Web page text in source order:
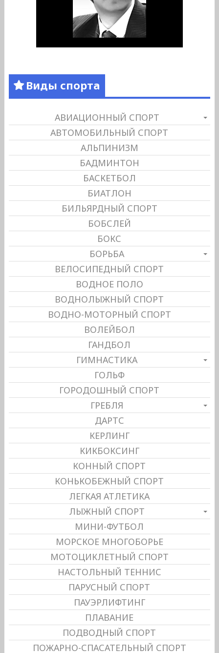
Виды спорта
АВИАЦИОННЫЙ СПОРТ
АВТОМОБИЛЬНЫЙ СПОРТ
АЛЬПИНИЗМ
БАДМИНТОН
БАСКЕТБОЛ
БИАТЛОН
БИЛЬЯРДНЫЙ СПОРТ
БОБСЛЕЙ
БОКС
БОРЬБА
ВЕЛОСИПЕДНЫЙ СПОРТ
ВОДНОЕ ПОЛО
ВОДНОЛЫЖНЫЙ СПОРТ
ВОДНО-МОТОРНЫЙ СПОРТ
ВОЛЕЙБОЛ
ГАНДБОЛ
ГИМНАСТИКА
ГОЛЬФ
ГОРОДОШНЫЙ СПОРТ
ГРЕБЛЯ
ДАРТС
КЕРЛИНГ
КИКБОКСИНГ
КОННЫЙ СПОРТ
КОНЬКОБЕЖНЫЙ СПОРТ
ЛЕГКАЯ АТЛЕТИКА
ЛЫЖНЫЙ СПОРТ
МИНИ-ФУТБОЛ
МОРСКОЕ МНОГОБОРЬЕ
МОТОЦИКЛЕТНЫЙ СПОРТ
НАСТОЛЬНЫЙ ТЕННИС
ПАРУСНЫЙ СПОРТ
ПАУЭРЛИФТИНГ
ПЛАВАНИЕ
ПОДВОДНЫЙ СПОРТ
ПОЖАРНО-СПАСАТЕЛЬНЫЙ СПОРТ